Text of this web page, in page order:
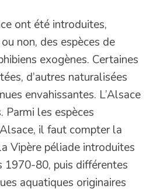
ont été introduites,
non, des espèces de
exogènes. Certaines
d’autres naturalisées
envahissantes. L’Alsace
Parmi les espèces
il faut compter la
Vipère péliade introduites
1970-80, puis différentes
aquatiques originaires